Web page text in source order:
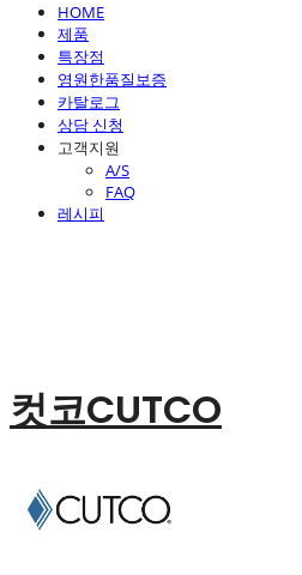
HOME
제품
특장점
영원한품질보증
카탈로그
상담 신청
고객지원
A/S
FAQ
레시피
컷코CUTCO